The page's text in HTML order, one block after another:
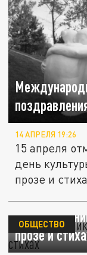
14 АПРЕЛЯ 19:26
15 апреля
день
прозе и
День
прозе и
ОБЩЕСТВО